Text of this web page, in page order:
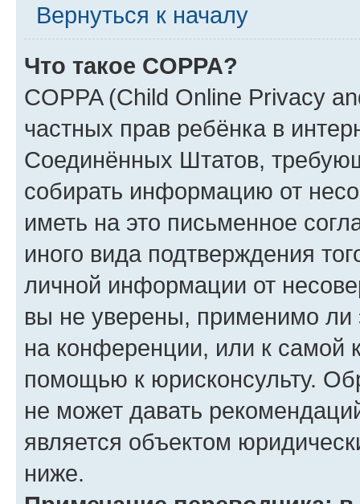
Вернуться к началу
Что такое COPPA?
COPPA (Child Online Privacy
частных прав ребёнка в
Соединённых Штатов,
собирать информацию от
иметь на это письменное
иного вида подтверждения
личной информации от
вы не уверены, применимо ли
на конференции, или к самой
помощью к юрисконсульту.
не может давать
является объектом
ниже.